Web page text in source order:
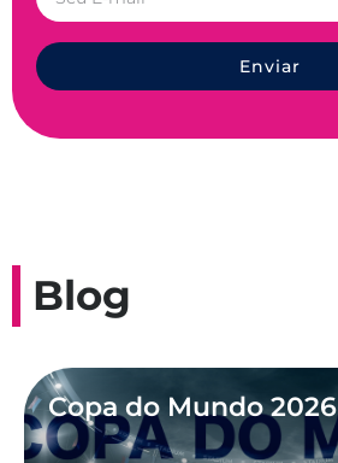
Enviar
Blog
Copa do Mundo 2026